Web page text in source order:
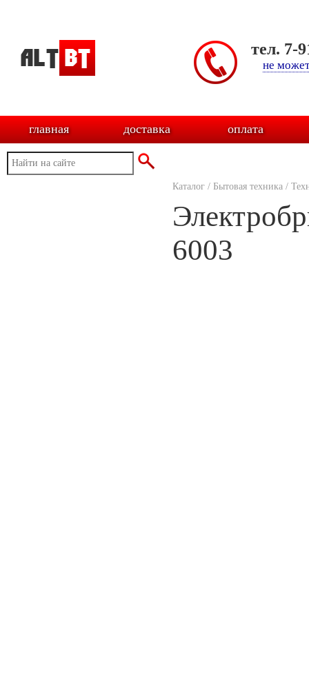
тел. 7-
не
главная доставка оплата
Каталог / Бытовая техника /
6003